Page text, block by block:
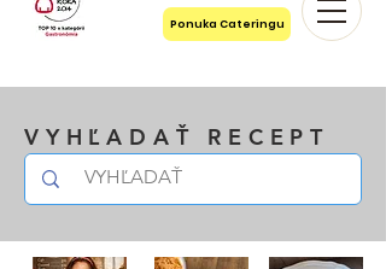
Ponuka Cateringu
VYHĽADAŤ RECEPT